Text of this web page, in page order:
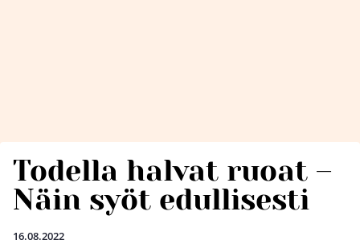
Todella halvat ruoat –
Näin syöt edullisesti
16.08.2022